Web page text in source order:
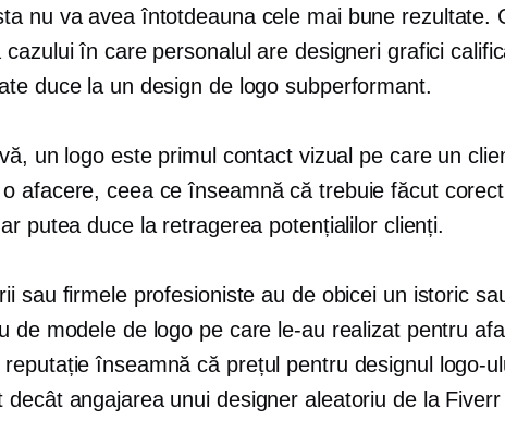
nu va avea întotdeauna cele mai bune rezultate.
cazului în care personalul are designeri grafici
duce la un design de logo subperformant.
un logo este primul contact vizual pe care un
afacere, ceea ce înseamnă că trebuie făcut
putea duce la retragerea potențialilor clienți.
sau firmele profesioniste au de obicei un istoric
de modele de logo pe care le-au realizat pentru
înseamnă că prețul pentru designul logo-
decât angajarea unui designer aleatoriu de la